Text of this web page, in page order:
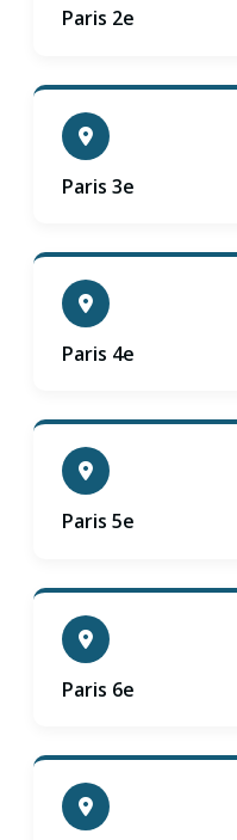
Paris 2e
Paris 3e
Paris 4e
Paris 5e
Paris 6e